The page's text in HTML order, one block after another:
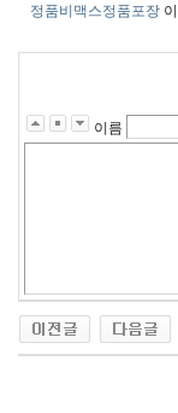
정품비맥스정품포장
이름